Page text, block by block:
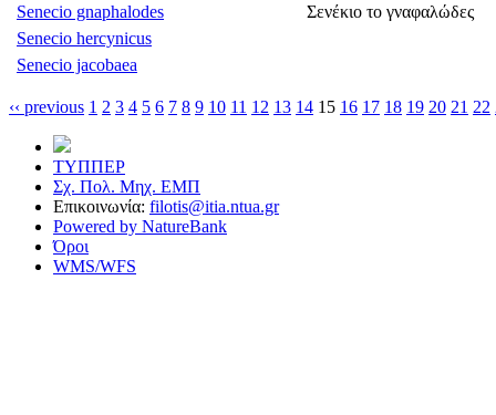
Senecio gnaphalodes
Σενέκιο το γναφαλώδες
Senecio hercynicus
Senecio jacobaea
‹‹ previous 1 2 3 4 5 6 7 8 9 10 11 12 13 14 15 16 17 18 19 20 21 22
ΤΥΠΠΕΡ
Σχ. Πολ. Μηχ. ΕΜΠ
Επικοινωνία: filotis@itia.ntua.gr
Powered by NatureBank
Όροι
WMS/WFS